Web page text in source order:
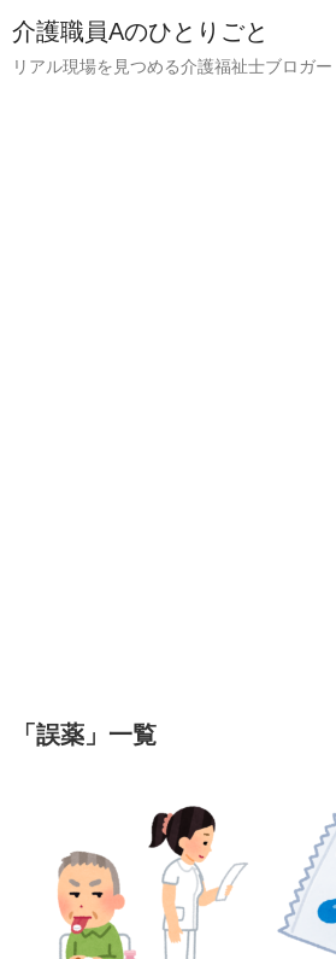
介護職員Aのひとりごと
リアル現場を見つめる介護福祉士ブロガー
「 誤薬 」 一覧